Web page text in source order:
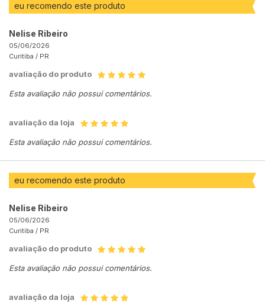
eu recomendo este produto
Nelise Ribeiro
05/06/2026
Curitiba / PR
avaliação do produto
Esta avaliação não possui comentários.
avaliação da loja
Esta avaliação não possui comentários.
eu recomendo este produto
Nelise Ribeiro
05/06/2026
Curitiba / PR
avaliação do produto
Esta avaliação não possui comentários.
avaliação da loja